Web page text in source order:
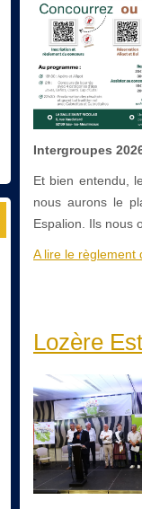
Intergroupes
Et bien entendu,
nous aurons le
Espalion. Ils nous
A lire le règlement
Lozère